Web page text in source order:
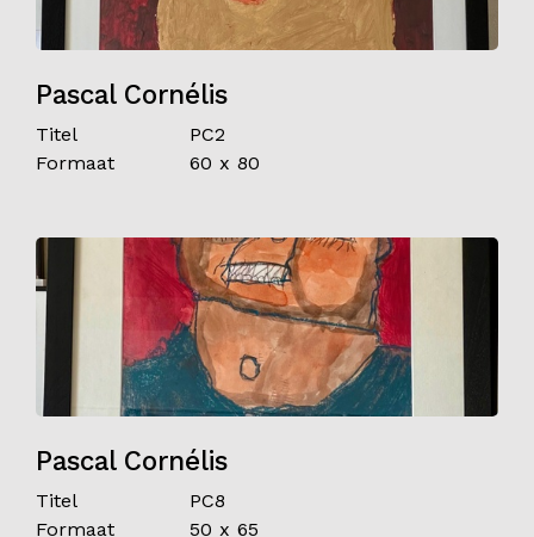
Pascal Cornélis
Titel
PC2
Formaat
60 x 80
Pascal Cornélis
Titel
PC8
Formaat
50 x 65